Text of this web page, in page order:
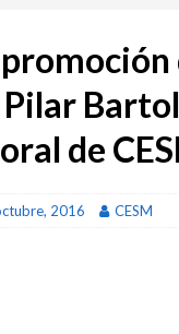
de
2016 CESM